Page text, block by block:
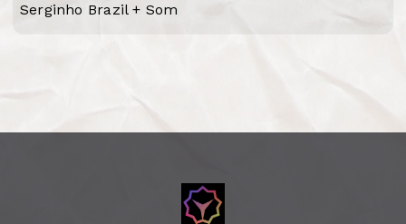
Serginho Brazil + Som